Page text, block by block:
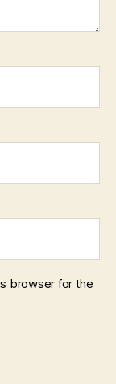
browser for the